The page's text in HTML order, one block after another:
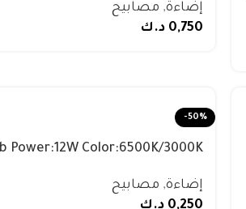
إضاءة, مصابيح
0,750 د.ك
-50%
كلفن
إضاءة, مصابيح
0,250 د.ك